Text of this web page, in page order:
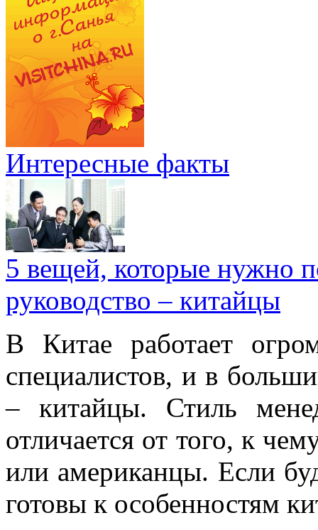
Интересные факты
5 вещей, которые нужно
руководство – китайцы
В Китае работает
специалистов, и в
– китайцы. Стиль
отличается от того, к
или американцы. Если
готовы к особенностям